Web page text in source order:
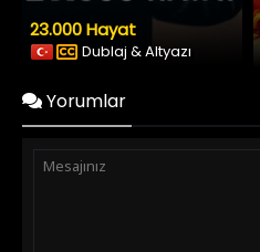
23.000 Hayat
Dublaj & Altyazı
Yorumlar